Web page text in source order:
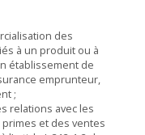
des
à un produit ou à
établissement de
emprunteur,
;
relations avec les
et des ventes